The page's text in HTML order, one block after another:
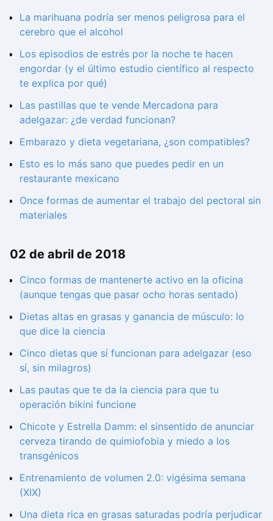
La marihuana podría ser menos peligrosa para el
cerebro que el alcohol
Los episodios de estrés por la noche te hacen
engordar (y el último estudio científico al respecto
te explica por qué)
Las pastillas que te vende Mercadona para
adelgazar: ¿de verdad funcionan?
Embarazo y dieta vegetariana, ¿son compatibles?
Esto es lo más sano que puedes pedir en un
restaurante mexicano
Once formas de aumentar el trabajo del pectoral sin
materiales
02 de abril de 2018
Cinco formas de mantenerte activo en la oficina
(aunque tengas que pasar ocho horas sentado)
Dietas altas en grasas y ganancia de músculo: lo
que dice la ciencia
Cinco dietas que sí funcionan para adelgazar (eso
sí, sin milagros)
Las pautas que te da la ciencia para que tu
operación bikini funcione
Chicote y Estrella Damm: el sinsentido de anunciar
cerveza tirando de quimiofobia y miedo a los
transgénicos
Entrenamiento de volumen 2.0: vigésima semana
(XIX)
Una dieta rica en grasas saturadas podría perjudicar